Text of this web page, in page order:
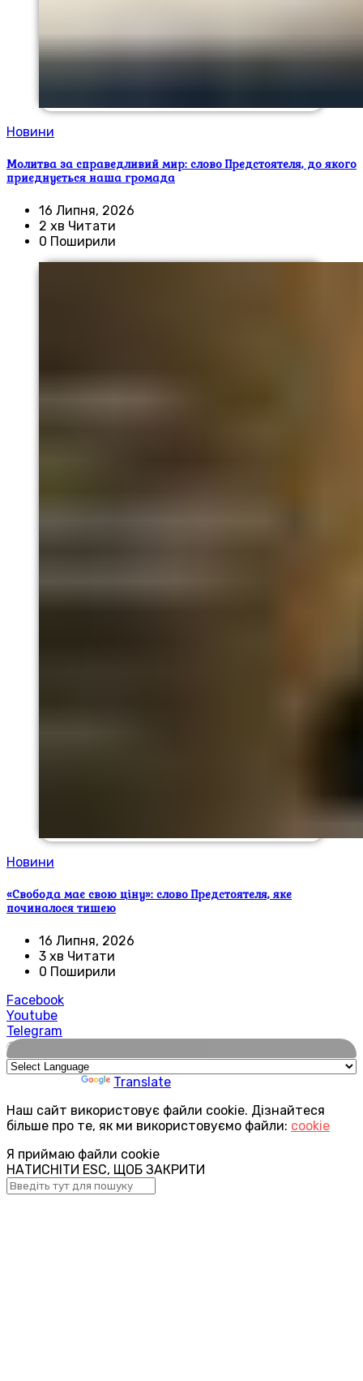
Новини
Молитва за справедливий мир: слово Предстоятеля, до якого
приєднується наша громада
16 Липня, 2026
2 хв Читати
0 Поширили
Новини
«Свобода має свою ціну»: слово Предстоятеля, яке
починалося тишею
16 Липня, 2026
3 хв Читати
0 Поширили
Facebook
Youtube
Telegram
🌍
Translate
Наш сайт використовує файли cookie. Дізнайтеся
більше про те, як ми використовуємо файли: cookie
Я приймаю файли cookie
НАТИСНІТИ ESC, ЩОБ ЗАКРИТИ